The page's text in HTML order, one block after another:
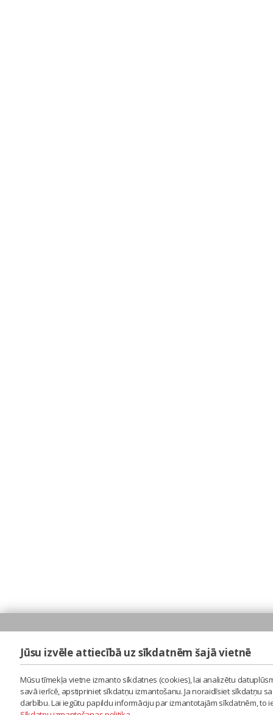
Jūsu izvēle attiecībā uz sīkdatnēm šajā vietnē
Mūsu tīmekļa vietne izmanto sīkdatnes (cookies), lai analizētu
savā ierīcē, apstipriniet sīkdatņu izmantošanu. Ja noraidīsiet sīkdatņu
darbību. Lai iegūtu papildu informāciju par izmantotajām sīkdatnēm,